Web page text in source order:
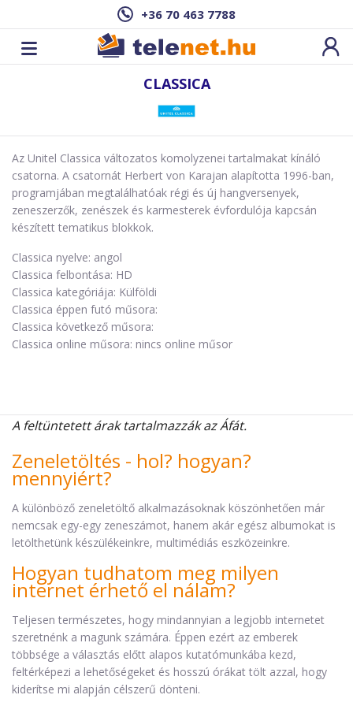
+36 70 463 7788
CLASSICA
Az Unitel Classica változatos komolyzenei tartalmakat kínáló
csatorna. A csatornát Herbert von Karajan alapította 1996-ban,
programjában megtalálhatóak régi és új hangversenyek,
zeneszerzők, zenészek és karmesterek évfordulója kapcsán
készített tematikus blokkok.
Classica nyelve: angol
Classica felbontása: HD
Classica kategóriája: Külföldi
Classica éppen futó műsora:
Classica következő műsora:
Classica online műsora: nincs online műsor
A feltüntetett árak tartalmazzák az Áfát.
Zeneletöltés - hol? hogyan?
mennyiért?
A különböző zeneletöltő alkalmazásoknak köszönhetően már
nemcsak egy-egy zeneszámot, hanem akár egész albumokat is
letölthetünk készülékeinkre, multimédiás eszközeinkre.
Hogyan tudhatom meg milyen
internet érhető el nálam?
Teljesen természetes, hogy mindannyian a legjobb internetet
szeretnénk a magunk számára. Éppen ezért az emberek
többsége a választás előtt alapos kutatómunkába kezd,
feltérképezi a lehetőségeket és hosszú órákat tölt azzal, hogy
kiderítse mi alapján célszerű dönteni.